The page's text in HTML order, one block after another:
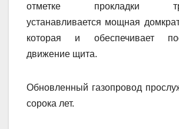
отметке прокладки
устанавливается мощная
которая и обеспечивает
движение щита.
Обновленный газопровод
сорока лет.